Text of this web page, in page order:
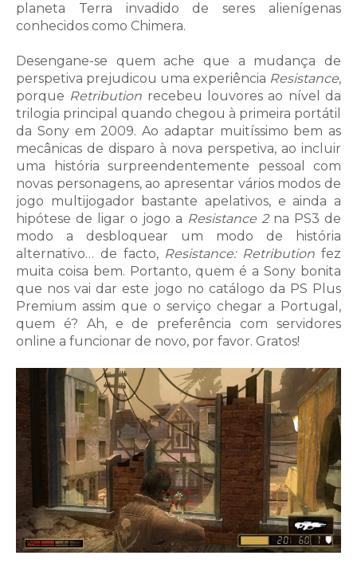
planeta Terra invadido de seres alienígenas
conhecidos como Chimera.
Desengane-se quem ache que a mudança de
perspetiva prejudicou uma experiência Resistance,
porque Retribution recebeu louvores ao nível da
trilogia principal quando chegou à primeira portátil
da Sony em 2009. Ao adaptar muitíssimo bem as
mecânicas de disparo à nova perspetiva, ao incluir
uma história surpreendentemente pessoal com
novas personagens, ao apresentar vários modos de
jogo multijogador bastante apelativos, e ainda a
hipótese de ligar o jogo a Resistance 2na PS3 de
modo a desbloquear um modo de história
alternativo… de facto, Resistance: Retribution fez
muita coisa bem. Portanto, quem é a Sony bonita
que nos vai dar este jogo no catálogo da PS Plus
Premium assim que o serviço chegar a Portugal,
quem é? Ah, e de preferência com servidores
online a funcionar de novo, por favor. Gratos!